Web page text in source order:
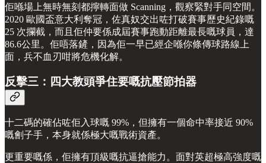
佢喺場上無時無刻都擰轉面做 Scanning，觀察緊對手同空間。
2020 歐國盃意大利奪冠，佐真奴交出咗打破賽事歷史紀錄嘅
25 次攔截，而且佢仲要係成屆賽事跑動距離最長嘅球員，達
86.6公里。佢唔落鏟，因為佢一早已經企喺你條傳球路線上
面，兵不血刃咁將危機化解。
反擊三：四大教頭爭住要嘅抗壓節拍器
十二碼的確佔咗佢入球嘅 99%，但擁有一個命中率接近 90%
嘅劊子手，本身就係極大嘅戰術資產。
更重要嘅係，佢擁有頂級嘅抗逼搶能力。面對英超極高強度嘅